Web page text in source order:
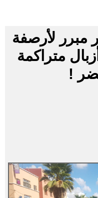
مبرر لأرصفة
متراكمة
!